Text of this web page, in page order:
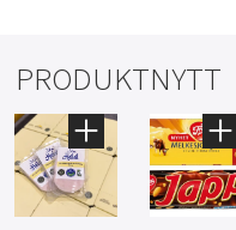
PRODUKTNYTT